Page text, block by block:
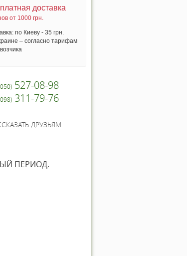
доставка
от 1000 грн.
по Киеву - 35 грн.
– согласно тарифам
527-08-98
311-79-76
ДРУЗЬЯМ:
ПЕРИОД.